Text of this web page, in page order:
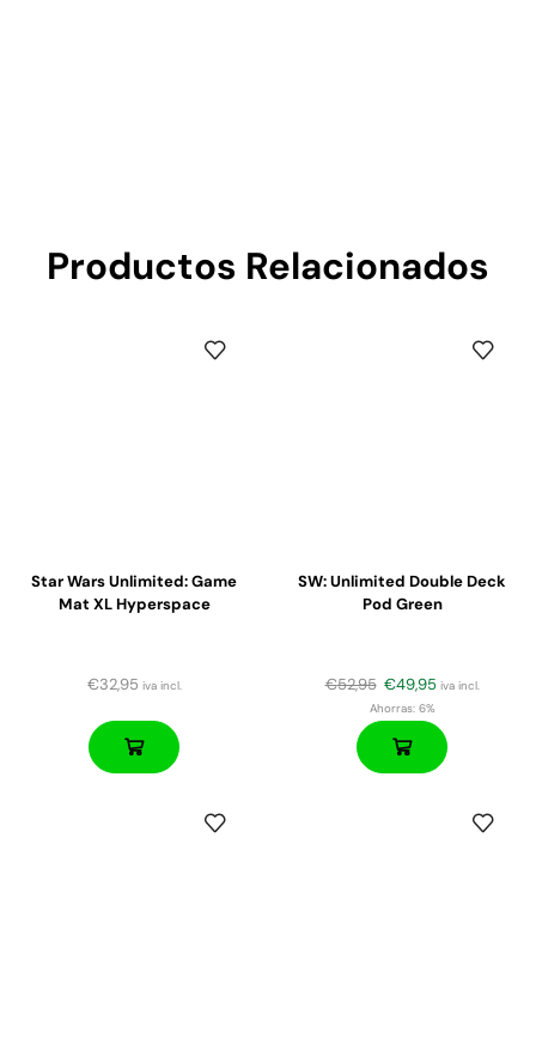
Productos Relacionados
Star Wars Unlimited: Game
Mat XL Hyperspace
€32,95 iva incl.
SW: Unlimited Double Deck
Pod Green
€52,95 €49,95 iva incl.
Ahorras:6%